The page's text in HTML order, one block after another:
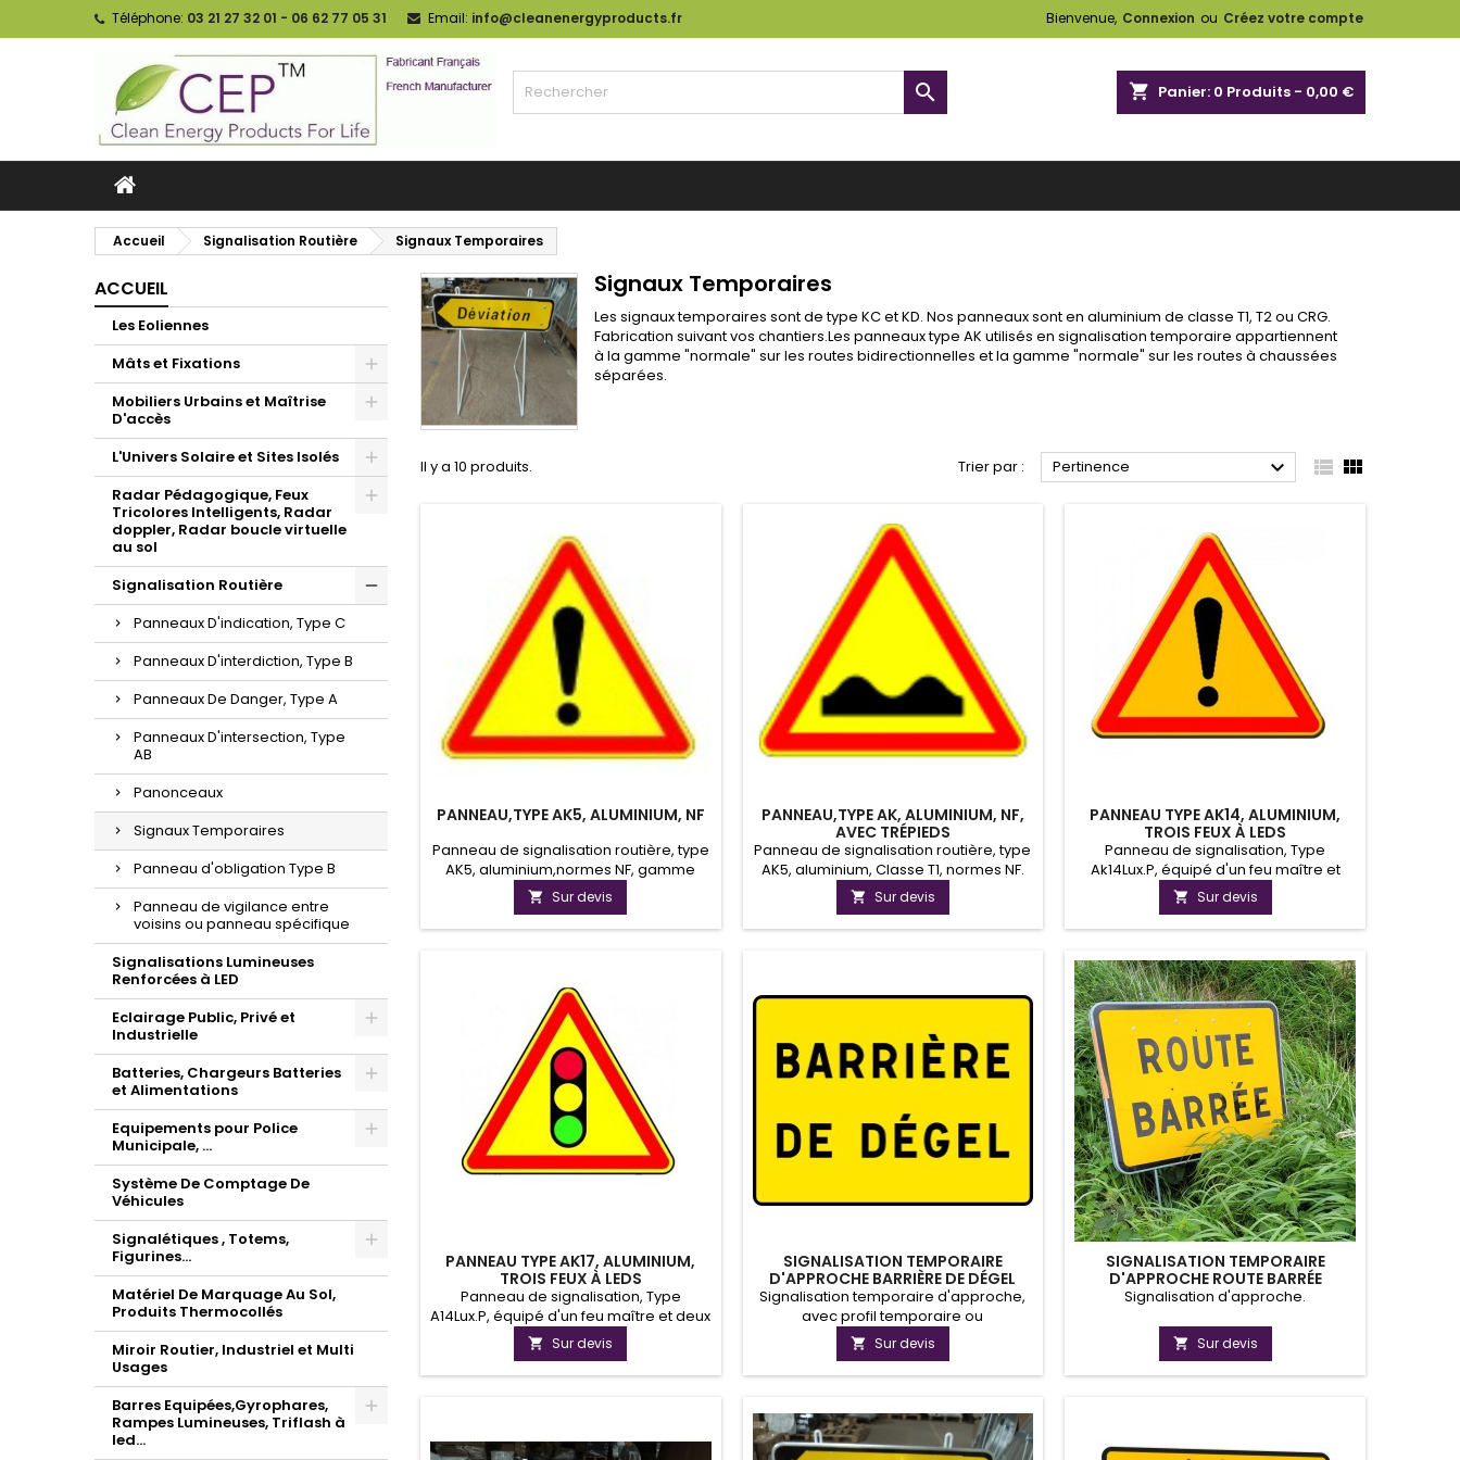
Téléphone: 03 21 27 32 01 - 06 62 77 05 31 Email: info@cleanenergyproducts.fr Bienvenue, Connexion ou Créez votre compte
shopping_cart Panier: 0 Produits - 0,00 €

Accueil Signalisation Routière Signaux Temporaires
ACCUEIL
Les Eoliennes
Mâts et Fixations
Mobiliers Urbains et Maîtrise
D'accès
L'Univers Solaire et Sites Isolés
Radar Pédagogique, Feux
Tricolores Intelligents, Radar
doppler, Radar boucle virtuelle
au sol
Signalisation Routière
Panneaux D'indication, Type C
Panneaux D'interdiction, Type B
Panneaux De Danger, Type A
Panneaux D'intersection, Type
AB
Panonceaux
Signaux Temporaires
Panneau d'obligation Type B
Panneau de vigilance entre
voisins ou panneau spécifique
Signalisations Lumineuses
Renforcées à LED
Eclairage Public, Privé et
Industrielle
Batteries, Chargeurs Batteries
et Alimentations
Equipements pour Police
Municipale, ...
Système De Comptage De
Véhicules
Signalétiques , Totems,
Figurines...
Matériel De Marquage Au Sol,
Produits Thermocollés
Miroir Routier, Industriel et Multi
Usages
Barres Equipées,Gyrophares,
Rampes Lumineuses, Triflash à
led...
Signaux Temporaires
Les signaux temporaires sont de type KC et KD. Nos panneaux sont en aluminium de classe T1, T2 ou CRG.
Fabrication suivant vos chantiers.Les panneaux type AK utilisés en signalisation temporaire appartiennent
à la gamme "normale" sur les routes bidirectionnelles et la gamme "normale" sur les routes à chaussées
séparées.
Il y a 10 produits. Trier par : Pertinence   
PANNEAU,TYPE AK5, ALUMINIUM, NF
Panneau de signalisation routière, type
AK5, aluminium,normes NF, gamme
temporaire. Depuis le 1er janvier 2014,
les panneaux de signalisation routière
temporaire doivent être certifiés et
obligatoire selon l'arrêté du 20 octobre
2008. Ils peuvent être installés sur mât
ou sur...
 Sur devis
PANNEAU,TYPE AK, ALUMINIUM, NF,
AVEC TRÉPIEDS
Panneau de signalisation routière, type
AK5, aluminium, Classe T1, normes NF.
Avec Trépied. Gamme Temporaire.
Profil temporaire.
 Sur devis
PANNEAU TYPE AK14, ALUMINIUM,
TROIS FEUX À LEDS
Panneau de signalisation, Type
Ak14Lux.P, équipé d'un feu maître et
deux feux esclaves à LED. Ce panneau
de chantier peut fonctionner en
complète autonomie grâce à
d'intervenir pour changer vos batteries.
 Sur devis
PANNEAU TYPE AK17, ALUMINIUM,
TROIS FEUX À LEDS
Panneau de signalisation, Type
A14Lux.P, équipé d'un feu maître et deux
feux esclaves à LED.Panneau tri flash
avec trois feux led de 76mm. Le
panneau peut fonctionner sur batterie
 Sur devis
SIGNALISATION TEMPORAIRE
D'APPROCHE BARRIÈRE DE DÉGEL
Signalisation temporaire d'approche,
avec profil temporaire ou
permanent.Barrière de dégel sur
support métallique afin d'informer les
usagers de la route les interdictions en
 Sur devis
SIGNALISATION TEMPORAIRE
D'APPROCHE ROUTE BARRÉE
Signalisation d'approche.
 Sur devis